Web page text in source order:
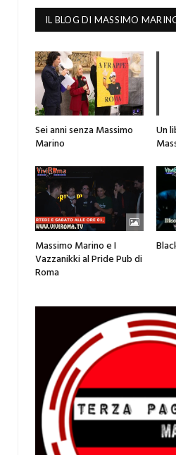
IL BLOG DI MASSIMO
Sei anni senza Massimo
Marino
Un
Massimo Marino e I
Vazzanikki al Pride Pub di
Roma